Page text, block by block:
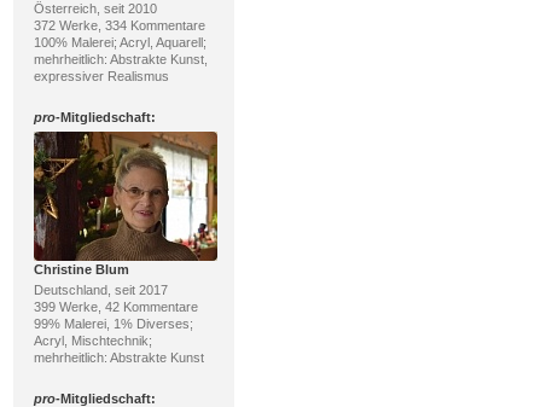
Österreich, seit 2010
372 Werke, 334 Kommentare
100% Malerei; Acryl, Aquarell;
mehrheitlich: Abstrakte Kunst,
expressiver Realismus
pro-Mitgliedschaft:
Christine Blum
Deutschland, seit 2017
399 Werke, 42 Kommentare
99% Malerei, 1% Diverses;
Acryl, Mischtechnik;
mehrheitlich: Abstrakte Kunst
pro-Mitgliedschaft: